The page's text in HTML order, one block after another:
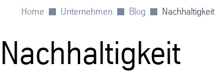
Home Unternehmen Blog Nachhaltigkeit
Nachhaltigkeit